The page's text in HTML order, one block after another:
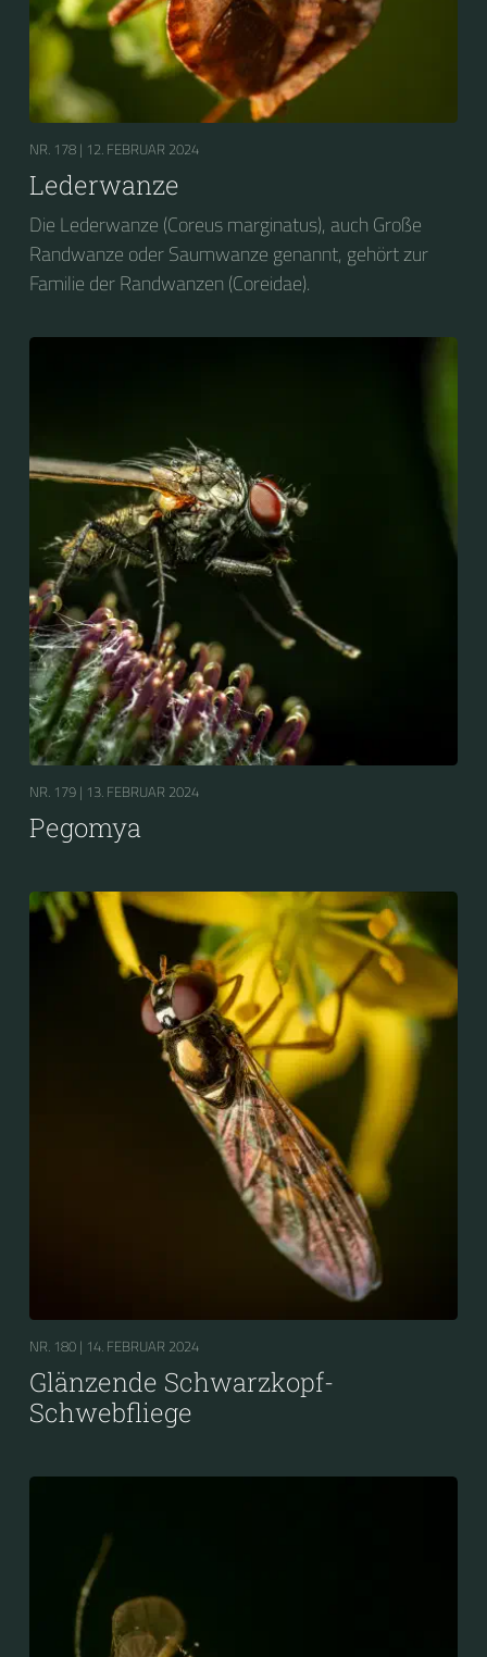
NR. 178 | 12. FEBRUAR 2024
Lederwanze
Die Lederwanze (Coreus marginatus), auch Große
Randwanze oder Saumwanze genannt, gehört zur
Familie der Randwanzen (Coreidae).
NR. 179 | 13. FEBRUAR 2024
Pegomya
NR. 180 | 14. FEBRUAR 2024
Glänzende Schwarzkopf-
Schwebfliege